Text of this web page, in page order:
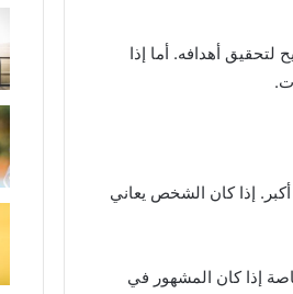
أهدافه. أما إذا
إذا كان الشخص يعاني
إذا كان المشهور في